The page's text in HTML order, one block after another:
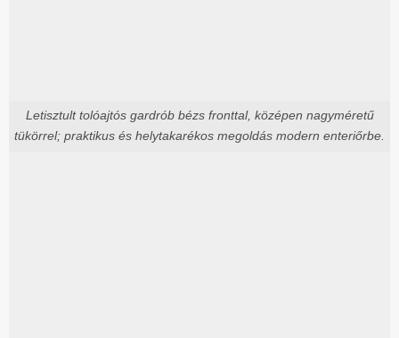
Letisztult tolóajtós gardrób bézs fronttal, középen nagyméretű
tükörrel; praktikus és helytakarékos megoldás modern enteriőrbe.